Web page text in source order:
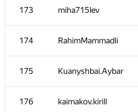
173 miha715lev
174 RahimMammadli
175 Kuanyshbai.Aybar
176 kaimakov.kirill
156 yznovyak
157 Dean Zhu
158 petroff.97
159 Vikram Singh Panwar